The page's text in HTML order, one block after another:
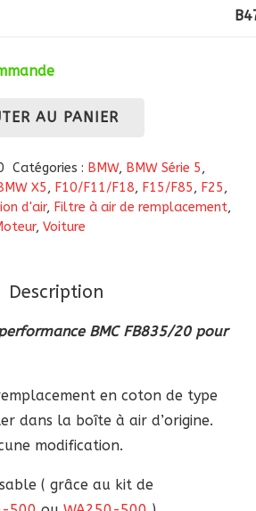
AU PANIER
Catégories : BMW, BMW Série 5,
X5, F10/F11/F18, F15/F85, F25,
d'air, Filtre à air de remplacement,
, Voiture
Description
BMC FB835/20 pour
en coton de type
dans la boîte à air d’origine.
modification.
( grâce au kit de